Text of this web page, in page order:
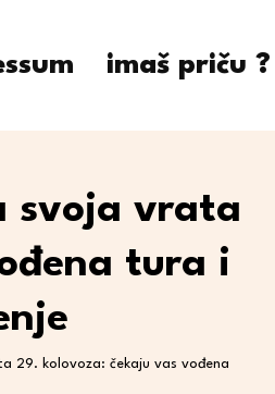
imaš priču ?
svoja vrata
tura i
29. kolovoza: čekaju vas vođena